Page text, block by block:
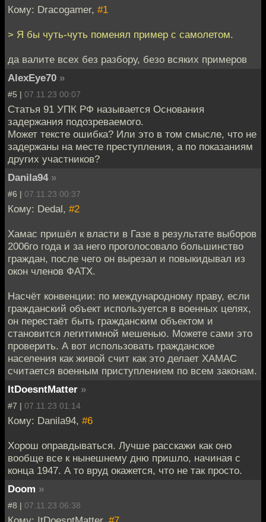
Кому: Dracogamer, #1
> Я бы чуть-чуть поменял пример с самолетом.
да валите всех без разбору, безо всяких примеров
AlexEye70 »
#5 | 07.11.23 00:07
Статья 91 УПК РФ называется Основания
задержания подозреваемого.
Может тексте ошибка? Или это в том смысле, что не
задержаны на месте преступления, а по показаниям
других участников?
Danila94 »
#6 | 07.11.23 00:37
Кому: Dedal, #2
Хамас пришёл к власти в Газе в результате выборов
2006го года и за него проголосовало большинство
граждан, после чего он вырезал и повыкидывал из
окон членов ФАТХ.
Насчёт конвенции: по международному праву, если
гражданский объект используется в военных целях,
он перестаёт быть гражданским объектом и
становится легитимной мешенью. Можете сами это
проверить. А вот использовать гражданское
населения как живой счит как это делает ХАМАС
считается военным приступлением по всем законам.
ItDoesntMatter »
#7 | 07.11.23 01:14
Кому: Danila94, #6
Хорош оправдываться. Лучше расскажи как оно
вообще все к нынешнему дню пришло, начиная с
конца 1947. А то вруд окажется, что не так просто.
Doom »
#8 | 07.11.23 06:38